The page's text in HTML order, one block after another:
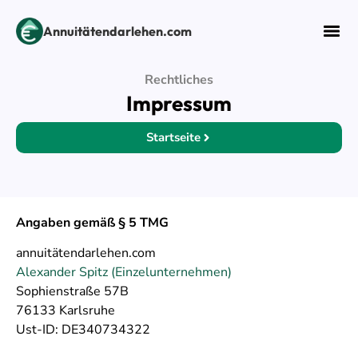
Annuitätendarlehen.com
Rechtliches
Impressum
Startseite
Angaben gemäß § 5 TMG
annuitätendarlehen.com
Alexander Spitz (Einzelunternehmen)
Sophienstraße 57B
76133 Karlsruhe
Ust-ID: DE340734322